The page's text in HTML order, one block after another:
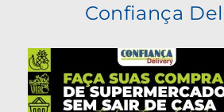
Confiança